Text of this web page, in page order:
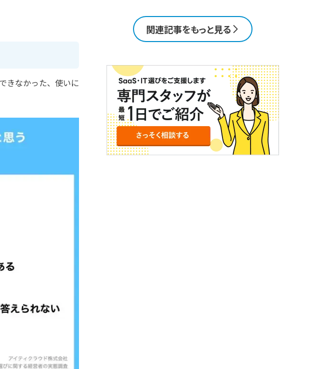
きなかった、使いに
討したい ・予算・予実管理システ
[&hellip;]
製品を導入したいけどなかなか行
動に移せない、という方を応援する
「SaaS/IT導入支援キャンペーン」を
紹介を受け、アンケート回答まで完
了いただいた方（※）にもれなく
Amazonギフト券5000円分をプレ
ゼント！キャンペーンのご案内をご確
認の上ぜひご参加ください。 ※キャ
ンペーン適用には [&hellip;]
関連記事をもっと見る